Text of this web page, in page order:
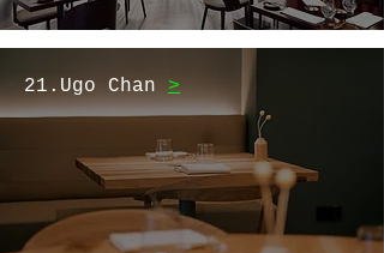
21.Ugo Chan >